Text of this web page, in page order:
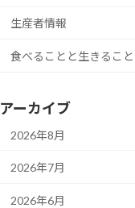
生産者情報
食べることと生きること
アーカイブ
2026年8月
2026年7月
2026年6月